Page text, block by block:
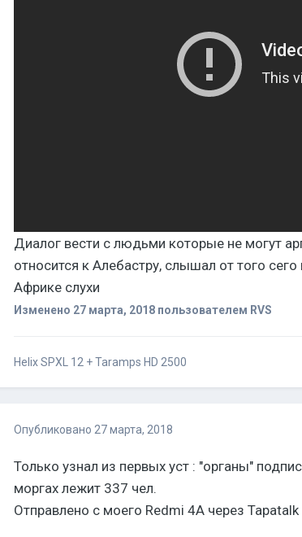
Диалог вести с людьми которые не могут
относится к Алебастру, слышал от того сего
Африке слухи
Изменено 27 марта, 2018пользователем RVS
Helix SPXL 12 + Taramps HD 2500
Опубликовано 27 марта, 2018
Только узнал из первых уст : "органы"
моргах лежит 337 чел.
Отправлено с моего Redmi 4A через Tapatalk